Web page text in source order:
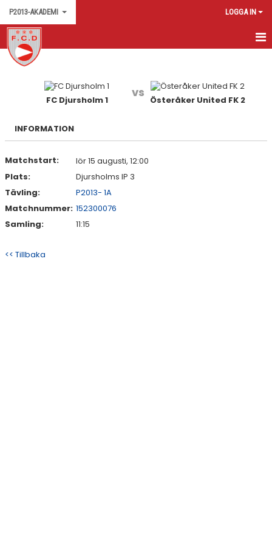
P2013-AKADEMI LOGGA IN
HEM
KALENDER
KONTAKT
FC Djursholm 1
vs
Österåker United FK 2
INFORMATION
Matchstart:
lör 15 augusti, 12:00
Plats:
Djursholms IP 3
Tävling:
P2013- 1A
Matchnummer: 152300076
Samling:
11:15
<< Tillbaka